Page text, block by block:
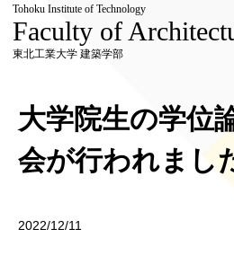
Tohoku Institute of Technology
Faculty of
東北工業大学 建築学部
大学院生の学位
会が行われまし
2022/12/11